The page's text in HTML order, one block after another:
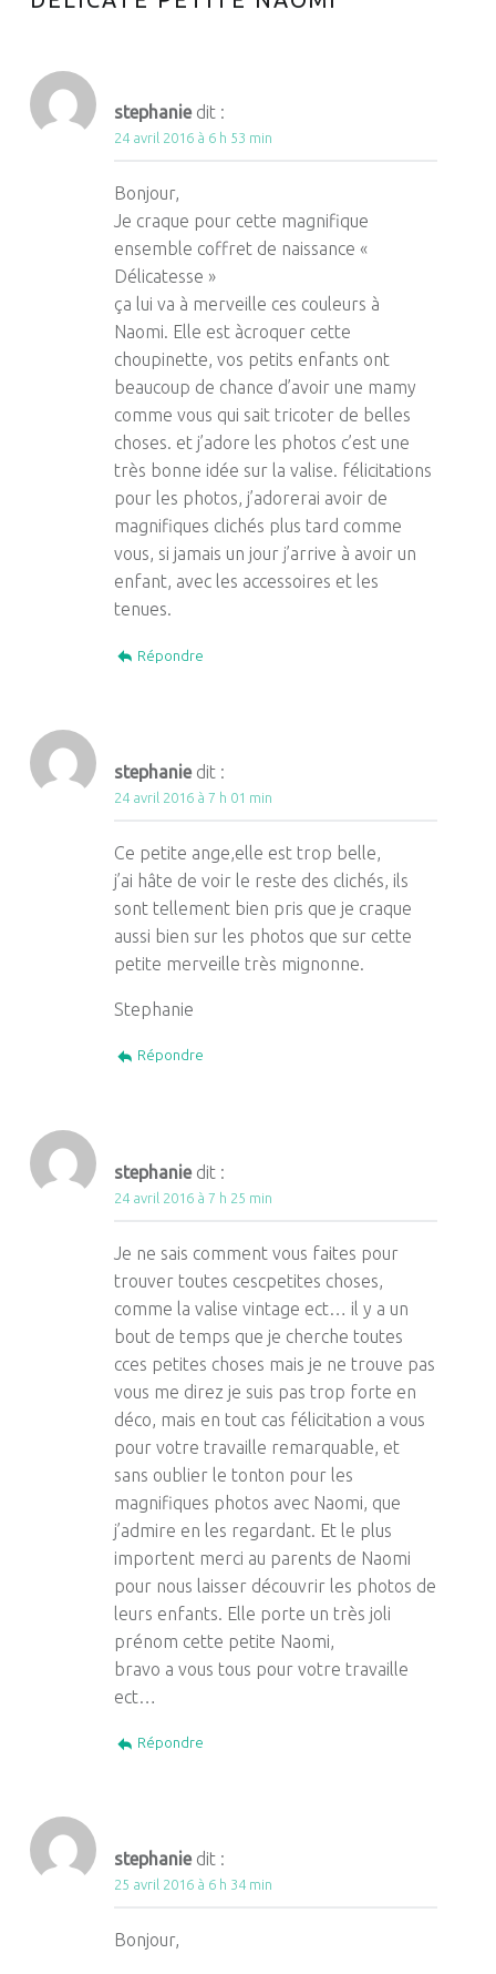
stephanie dit :
24 avril 2016 à 6 h 53 min
Bonjour,
Je craque pour cette magnifique
ensemble coffret de naissance «
Délicatesse »
ça lui va à merveille ces couleurs à
Naomi. Elle est àcroquer cette
choupinette, vos petits enfants ont
beaucoup de chance d’avoir une mamy
comme vous qui sait tricoter de belles
choses. et j’adore les photos c’est une
très bonne idée sur la valise. félicitations
pour les photos, j’adorerai avoir de
magnifiques clichés plus tard comme
vous, si jamais un jour j’arrive à avoir un
enfant, avec les accessoires et les
tenues.
Répondre
stephanie dit :
24 avril 2016 à 7 h 01 min
Ce petite ange,elle est trop belle,
j’ai hâte de voir le reste des clichés, ils
sont tellement bien pris que je craque
aussi bien sur les photos que sur cette
petite merveille très mignonne.
Stephanie
Répondre
stephanie dit :
24 avril 2016 à 7 h 25 min
Je ne sais comment vous faites pour
trouver toutes cescpetites choses,
comme la valise vintage ect… il y a un
bout de temps que je cherche toutes
cces petites choses mais je ne trouve pas
vous me direz je suis pas trop forte en
déco, mais en tout cas félicitation a vous
pour votre travaille remarquable, et
sans oublier le tonton pour les
magnifiques photos avec Naomi, que
j’admire en les regardant. Et le plus
importent merci au parents de Naomi
pour nous laisser découvrir les photos de
leurs enfants. Elle porte un très joli
prénom cette petite Naomi,
bravo a vous tous pour votre travaille
ect…
Répondre
stephanie dit :
25 avril 2016 à 6 h 34 min
Bonjour,